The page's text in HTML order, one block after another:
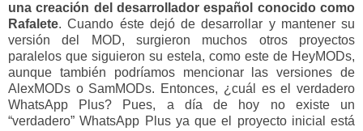
una creación del desarrollador español conocido como
Rafalete. Cuando éste dejó de desarrollar y mantener su
versión del MOD, surgieron muchos otros proyectos
paralelos que siguieron su estela, como este de HeyMODs,
aunque también podríamos mencionar las versiones de
AlexMODs o SamMODs. Entonces, ¿cuál es el verdadero
WhatsApp Plus? Pues, a día de hoy no existe un
“verdadero” WhatsApp Plus ya que el proyecto inicial está